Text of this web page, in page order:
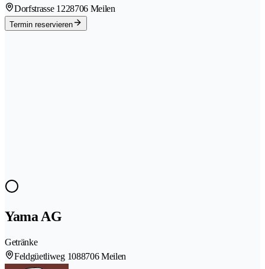
Dorfstrasse 1228706 Meilen
Termin reservieren
Yama AG
Getränke
Feldgüetliweg 1088706 Meilen